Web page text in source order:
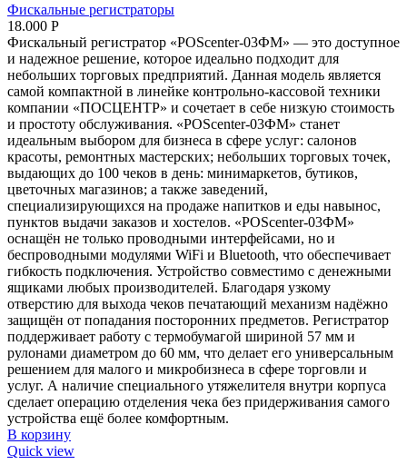
Фискальные регистраторы
18.000 Р
Фискальный регистратор «POScenter-03ФМ» — это доступное
и надежное решение, которое идеально подходит для
небольших торговых предприятий. Данная модель является
самой компактной в линейке контрольно-кассовой техники
компании «ПОСЦЕНТР» и сочетает в себе низкую стоимость
и простоту обслуживания. «POScenter-03ФМ» станет
идеальным выбором для бизнеса в сфере услуг: салонов
красоты, ремонтных мастерских; небольших торговых точек,
выдающих до 100 чеков в день: минимаркетов, бутиков,
цветочных магазинов; а также заведений,
специализирующихся на продаже напитков и еды навынос,
пунктов выдачи заказов и хостелов. «POScenter-03ФМ»
оснащён не только проводными интерфейсами, но и
беспроводными модулями WiFi и Bluetooth, что обеспечивает
гибкость подключения. Устройство совместимо с денежными
ящиками любых производителей. Благодаря узкому
отверстию для выхода чеков печатающий механизм надёжно
защищён от попадания посторонних предметов. Регистратор
поддерживает работу с термобумагой шириной 57 мм и
рулонами диаметром до 60 мм, что делает его универсальным
решением для малого и микробизнеса в сфере торговли и
услуг. А наличие специального утяжелителя внутри корпуса
сделает операцию отделения чека без придерживания самого
устройства ещё более комфортным.
В корзину
Quick view